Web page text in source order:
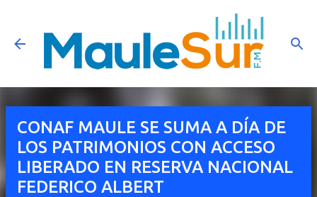
Ir al contenido principal
CONAF MAULE SE SUMA A DÍA DE
LOS PATRIMONIOS CON ACCESO
LIBERADO EN RESERVA NACIONAL
FEDERICO ALBERT